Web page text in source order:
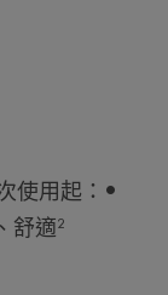
使用起：•
舒適²